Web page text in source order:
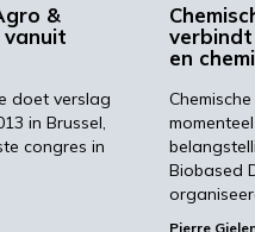
&
vanuit
doet verslag
in Brussel,
congres in
en
Biobased
Pierre